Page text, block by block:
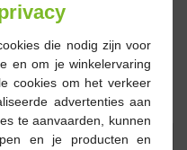
Reserveren
die nodig zijn voor
en om je winkelervaring
cookies om het verkeer
advertenties aan
te aanvaarden, kunnen
en je producten en